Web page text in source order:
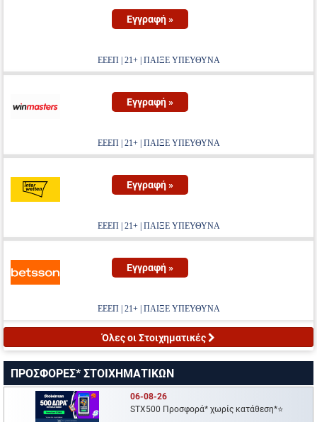
Εγγραφή »
ΕΕΕΠ | 21+ | ΠΑΙΞΕ ΥΠΕΥΘΥΝΑ
Εγγραφή »
ΕΕΕΠ | 21+ | ΠΑΙΞΕ ΥΠΕΥΘΥΝΑ
Εγγραφή »
ΕΕΕΠ | 21+ | ΠΑΙΞΕ ΥΠΕΥΘΥΝΑ
Εγγραφή »
ΕΕΕΠ | 21+ | ΠΑΙΞΕ ΥΠΕΥΘΥΝΑ
Όλες οι Στοιχηματικές
ΠΡΟΣΦΟΡΕΣ* ΣΤΟΙΧΗΜΑΤΙΚΩΝ
06-08-26
STX500 Προσφορά* χωρίς κατάθεση*⭐